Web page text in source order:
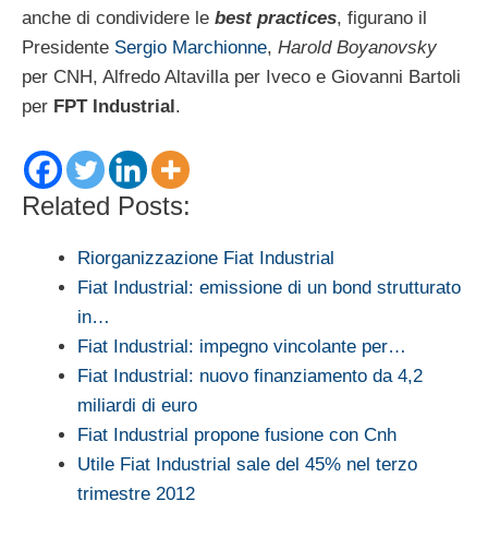
anche di condividere le best practices, figurano il
Presidente Sergio Marchionne, Harold Boyanovsky
per CNH, Alfredo Altavilla per Iveco e Giovanni Bartoli
per FPT Industrial.
Related Posts:
Riorganizzazione Fiat Industrial
Fiat Industrial: emissione di un bond strutturato
in…
Fiat Industrial: impegno vincolante per…
Fiat Industrial: nuovo finanziamento da 4,2
miliardi di euro
Fiat Industrial propone fusione con Cnh
Utile Fiat Industrial sale del 45% nel terzo
trimestre 2012